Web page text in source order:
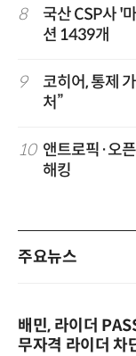
8
국산 CSP사 '
션 1439개
9
코히어, 통제
처”
10 앤트로픽·오
해킹
주요뉴스
배민, 라이더
무자격 라이더 차